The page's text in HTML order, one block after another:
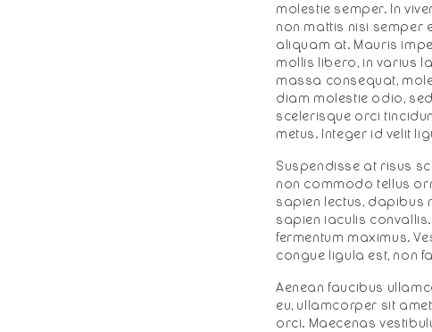
molestie semper. In
non mattis nisi semper
aliquam at. Mauris
mollis libero, in varius
massa consequat,
diam molestie odio,
scelerisque orci
metus. Integer id velit
Suspendisse at risus
non commodo tellus
sapien lectus, dapibus
sapien iaculis
fermentum maximus.
congue ligula est, non
Aenean faucibus
eu, ullamcorper sit
orci. Maecenas